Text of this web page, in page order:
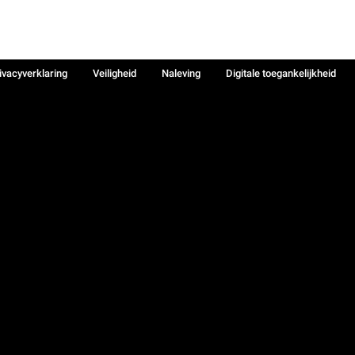
Veiligheid Naleving
Digitale toegankelijkheid